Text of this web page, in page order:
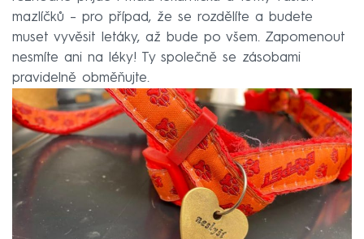
mazlíčků – pro případ, že se rozdělíte a budete
muset vyvěsit letáky, až bude po všem. Zapomenout
nesmíte ani na léky! Ty společně se zásobami
pravidelně obměňujte.